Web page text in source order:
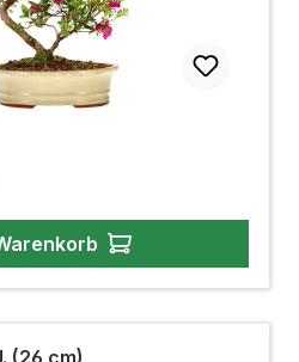
(26 cm)